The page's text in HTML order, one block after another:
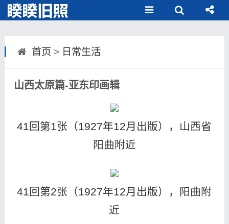
首页 > 日常生活
山西太原篇-亚东印画辑
41回第1张（1927年12月出版），山西省
阳曲附近
41回第2张（1927年12月出版），阳曲附
近